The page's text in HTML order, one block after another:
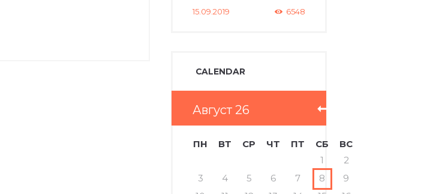
15.09.2019 6548
CALENDAR
Август 26
ПН ВТ СР ЧТ ПТ СБ
ВС
1
2
3
4 5 6 7 8
9